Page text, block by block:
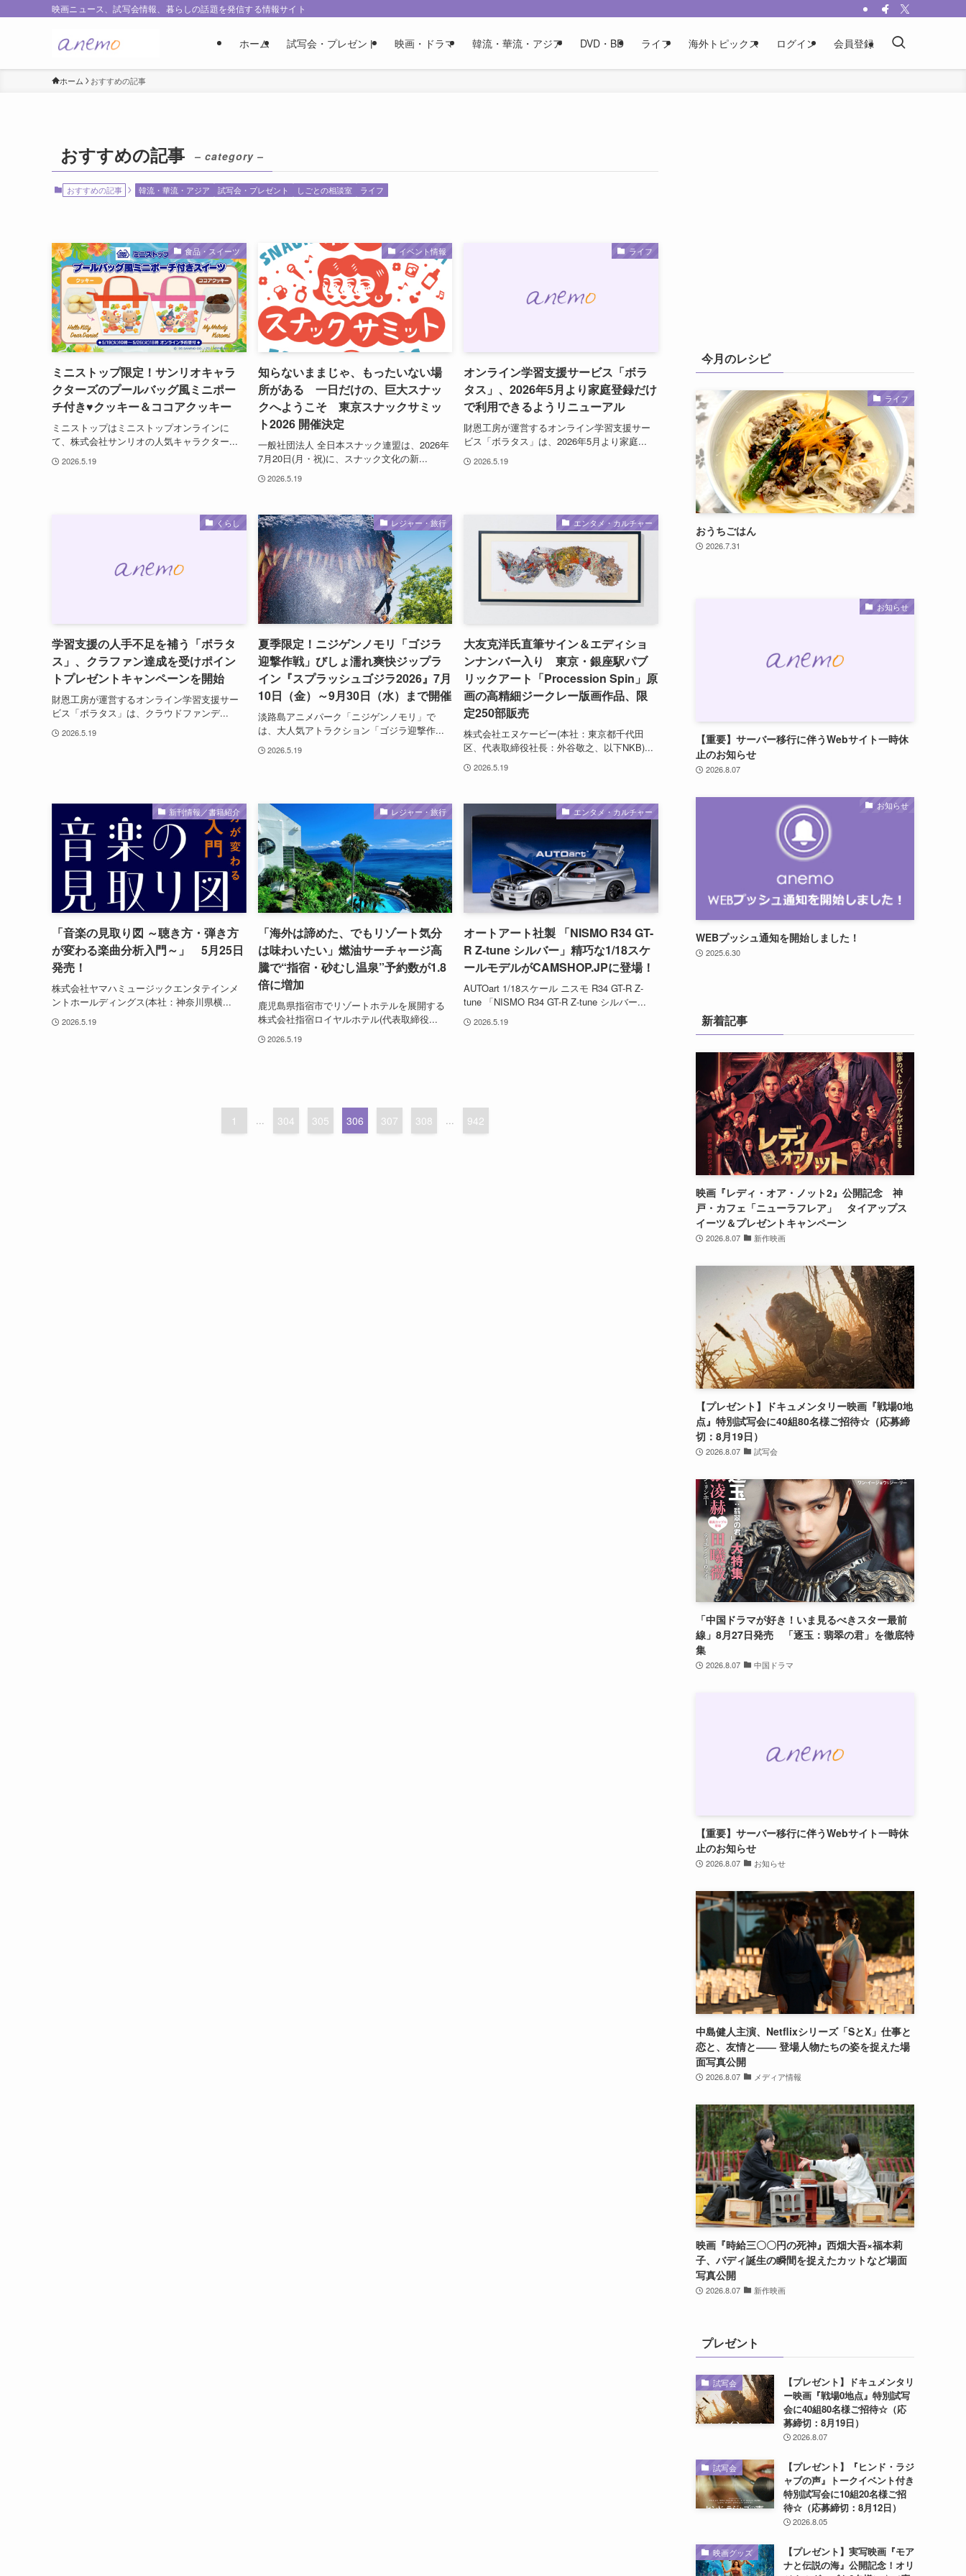
映画ニュース、試写会情報、暮らしの話題を発信する情報サイト
ホーム 試写会・プレゼント 映画・ドラマ 韓流・華流・アジア DVD・BD ライフ 海外トピックス ログイン 会員登録
ホーム おすすめの記事
おすすめの記事 – category –
おすすめの記事 韓流・華流・アジア 試写会・プレゼント しごとの相談室 ライフ
食品・スイーツ
ミニストップ限定！サンリオキャラ
クターズのプールバッグ風ミニポー
チ付き♥クッキー＆ココアクッキー
ミニストップはミニストップオンラインに
て、株式会社サンリオの人気キャラクター...
2026.5.19
イベント情報
知らないままじゃ、もったいない場
所がある 一日だけの、巨大スナッ
クへようこそ 東京スナックサミッ
ト2026 開催決定
一般社団法人 全日本スナック連盟は、2026年
7月20日(月・祝)に、スナック文化の新...
2026.5.19
ライフ
オンライン学習支援サービス「ボラ
タス」、2026年5月より家庭登録だけ
で利用できるようリニューアル
財恩工房が運営するオンライン学習支援サー
ビス「ボラタス」は、2026年5月より家庭...
2026.5.19
くらし
学習支援の人手不足を補う「ボラタ
ス」、クラファン達成を受けポイン
トプレゼントキャンペーンを開始
財恩工房が運営するオンライン学習支援サー
ビス「ボラタス」は、クラウドファンデ...
2026.5.19
レジャー・旅行
夏季限定！ニジゲンノモリ「ゴジラ
迎撃作戦」びしょ濡れ爽快ジップラ
イン『スプラッシュゴジラ2026』7月
10日（金）～9月30日（水）まで開催
淡路島アニメパーク「ニジゲンノモリ」で
は、大人気アトラクション「ゴジラ迎撃作...
2026.5.19
エンタメ・カルチャー
大友克洋氏直筆サイン＆エディショ
ンナンバー入り 東京・銀座駅パブ
リックアート「Procession Spin」原
画の高精細ジークレー版画作品、限
定250部販売
株式会社エヌケービー(本社：東京都千代田
区、代表取締役社長：外谷敬之、以下NKB)...
2026.5.19
新刊情報／書籍紹介
「音楽の見取り図 ～聴き方・弾き方
が変わる楽曲分析入門～」 5月25日
発売！
株式会社ヤマハミュージックエンタテインメ
ントホールディングス(本社：神奈川県横...
2026.5.19
レジャー・旅行
「海外は諦めた、でもリゾート気分
は味わいたい」燃油サーチャージ高
騰で“指宿・砂むし温泉”予約数が1.8
倍に増加
鹿児島県指宿市でリゾートホテルを展開する
株式会社指宿ロイヤルホテル(代表取締役...
2026.5.19
エンタメ・カルチャー
オートアート社製 「NISMO R34 GT-
R Z-tune シルバー」精巧な1/18スケ
ールモデルがCAMSHOP.JPに登場！
AUTOart 1/18スケール ニスモ R34 GT-R Z-
tune 「NISMO R34 GT-R Z-tune シルバー...
2026.5.19
1 ... 304 305 306 307 308 ... 942
今月のレシピ
ライフ
おうちごはん
2026.7.31
お知らせ
【重要】サーバー移行に伴うWebサイト一時休
止のお知らせ
2026.8.07
お知らせ
WEBプッシュ通知を開始しました！
2025.6.30
新着記事
映画『レディ・オア・ノット2』公開記念 神
戸・カフェ「ニューラフレア」 タイアップス
イーツ＆プレゼントキャンペーン
2026.8.07 新作映画
【プレゼント】ドキュメンタリー映画『戦場0地
点』特別試写会に40組80名様ご招待☆（応募締
切：8月19日）
2026.8.07 試写会
「中国ドラマが好き！いま見るべきスター最前
線」8月27日発売 「逐玉：翡翠の君」を徹底特
集
2026.8.07 中国ドラマ
【重要】サーバー移行に伴うWebサイト一時休
止のお知らせ
2026.8.07 お知らせ
中島健人主演、Netflixシリーズ「SとX」仕事と
恋と、友情と―― 登場人物たちの姿を捉えた場
面写真公開
2026.8.07 メディア情報
映画『時給三〇〇円の死神』西畑大吾×福本莉
子、バディ誕生の瞬間を捉えたカットなど場面
写真公開
2026.8.07 新作映画
プレゼント
試写会
【プレゼント】ドキュメンタリ
ー映画『戦場0地点』特別試写
会に40組80名様ご招待☆（応
募締切：8月19日）
2026.8.07
試写会
【プレゼント】『ヒンド・ラジ
ャブの声』トークイベント付き
特別試写会に10組20名様ご招
待☆（応募締切：8月12日）
2026.8.05
映画グッズ
【プレゼント】実写映画『モア
ナと伝説の海』公開記念！オリ